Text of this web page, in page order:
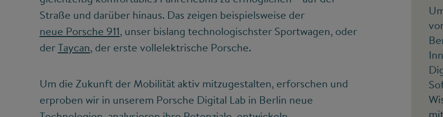
Straße und darüber hinaus. Das zeigen beispielsweise der
neue Porsche 911, unser bislang technologischster Sportwagen, oder
derTaycan, der erste vollelektrische Porsche.
Um die Zukunft der Mobilität aktiv mitzugestalten, erforschen und
erproben wir in unserem Porsche Digital Lab in Berlin neue